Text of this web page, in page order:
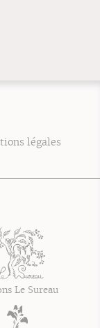
légales
Le Sureau